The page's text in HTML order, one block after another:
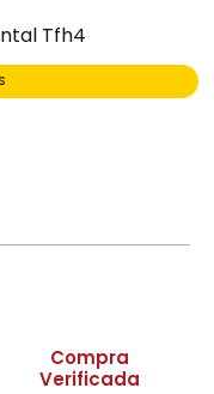
Tfh4
Compra
Verificada